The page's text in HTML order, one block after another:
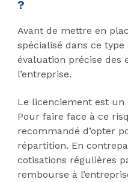
?
Avant de mettre en
spécialisé dans ce
évaluation précise des
l’entreprise.
Le licenciement est
Pour faire face à ce
recommandé d’opter
répartition. En
cotisations régulières
rembourse à